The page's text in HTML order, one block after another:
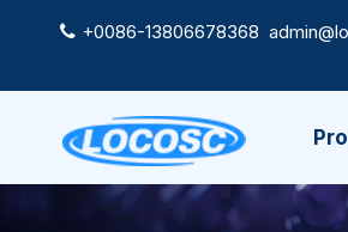
 +0086-13806678368